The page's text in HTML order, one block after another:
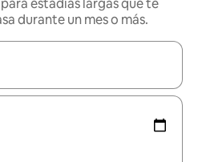
durante un mes o más.
disponibles, navega con las